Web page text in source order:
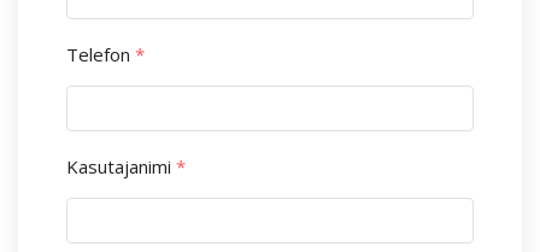
Telefon *
Kasutajanimi *